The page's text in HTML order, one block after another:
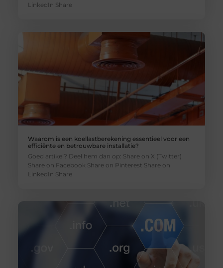
LinkedIn Share
Waarom is een koellastberekening essentieel voor een
efficiënte en betrouwbare installatie?
Goed artikel? Deel hem dan op: Share on X (Twitter)
Share on Facebook Share on Pinterest Share on
LinkedIn Share